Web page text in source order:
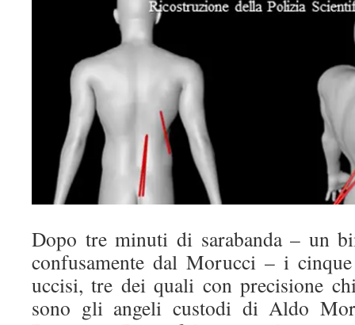
Dopo tre minuti di sarabanda – un
confusamente dal Morucci – i
uccisi, tre dei quali con precisione
sono gli angeli custodi di Aldo